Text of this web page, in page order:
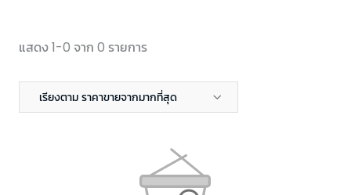
แสดง 1-0 จาก 0 รายการ
เรียงตาม ราคาขายจากมากที่สุด